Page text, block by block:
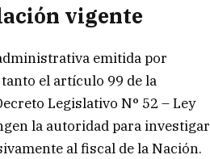
vigente
emitida por
el artículo 99 de la
Legislativo N° 52 – Ley
la autoridad para investigar
al fiscal de la Nación.